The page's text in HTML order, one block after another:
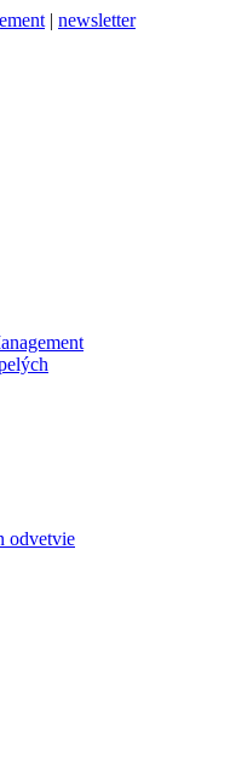
| newsletter
odvetvie